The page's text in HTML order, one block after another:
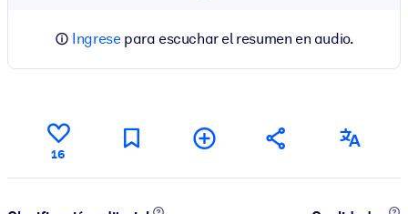
Ingresepara escuchar el resumen en audio.
16